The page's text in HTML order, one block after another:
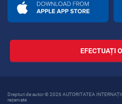
EFECTUAȚI
Drepturi de autor © 2026 AUTORITATEA
rezervate